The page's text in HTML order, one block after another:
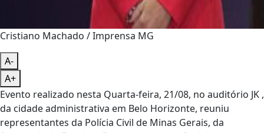
Cristiano Machado / Imprensa MG
A-
A+
Evento realizado nesta Quarta-feira, 21/08, no auditório JK ,
da cidade administrativa em Belo Horizonte, reuniu
representantes da Polícia Civil de Minas Gerais, da